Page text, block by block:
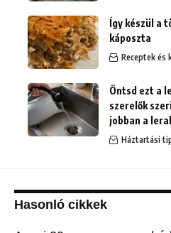
Így készül a
káposzta
Receptek és
Öntsd ezt a
szerelők
jobban a
Háztartási
Hasonló cikkek